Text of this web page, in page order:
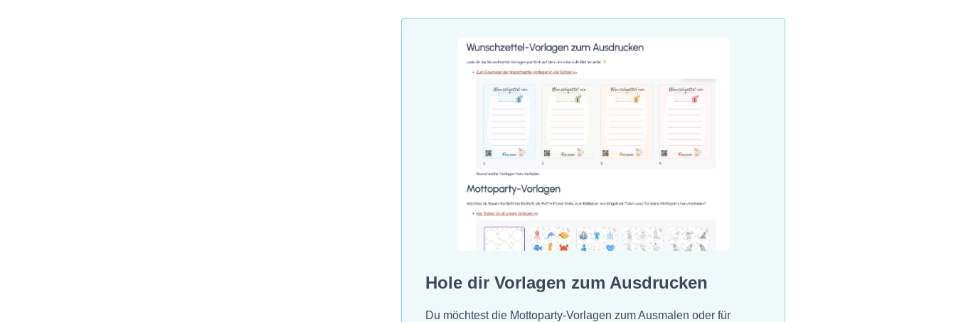
Hole dir Vorlagen zum Ausdrucken
Du möchtest die Mottoparty-Vorlagen zum Ausmalen oder für